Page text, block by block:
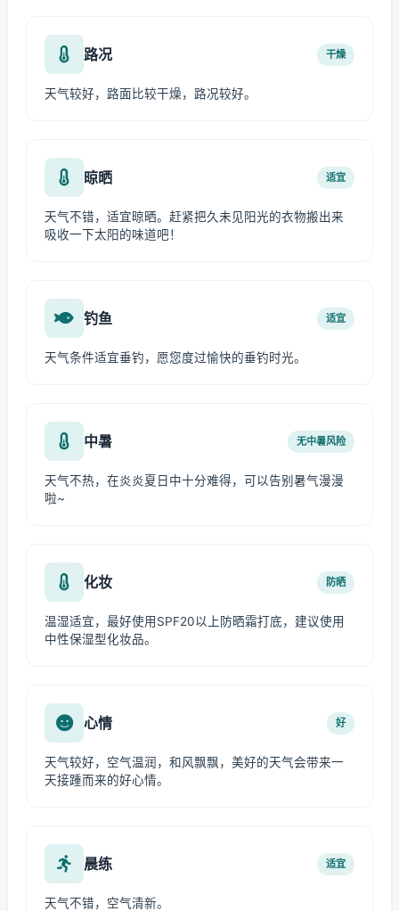
路况 干燥
天气较好，路面比较干燥，路况较好。
晾晒 适宜
天气不错，适宜晾晒。赶紧把久未见阳光的衣物搬出来
吸收一下太阳的味道吧！
钓鱼 适宜
天气条件适宜垂钓，愿您度过愉快的垂钓时光。
中暑 无中暑风险
天气不热，在炎炎夏日中十分难得，可以告别暑气漫漫
啦~
化妆 防晒
温湿适宜，最好使用SPF20以上防晒霜打底，建议使用
中性保湿型化妆品。
心情 好
天气较好，空气温润，和风飘飘，美好的天气会带来一
天接踵而来的好心情。
晨练 适宜
天气不错，空气清新。